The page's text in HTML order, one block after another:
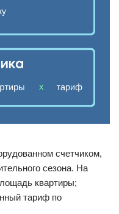
счетчиком,
сезона. На
квартиры;
тариф по